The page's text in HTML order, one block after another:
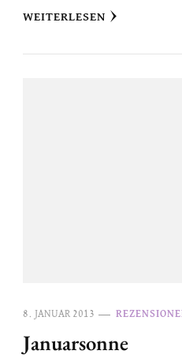
WEITERLESEN
8. JANUAR 2013
Januarsonne